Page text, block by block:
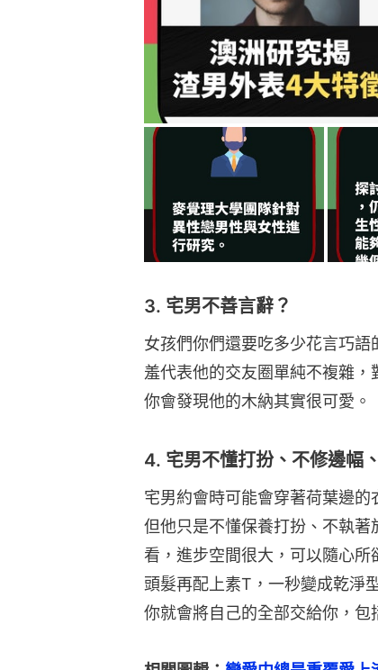
3. 宅男不善言辭？
女孩們你們還要吃多少花言巧
羞代表他的交友圈單純不複雜
你會發現他的木納其實很可愛。
4. 宅男不懂打扮、不修邊幅
但他只是不懂保養打扮、不執著
相關圖輯：戀愛中總是重覆愛上
▼▼▼